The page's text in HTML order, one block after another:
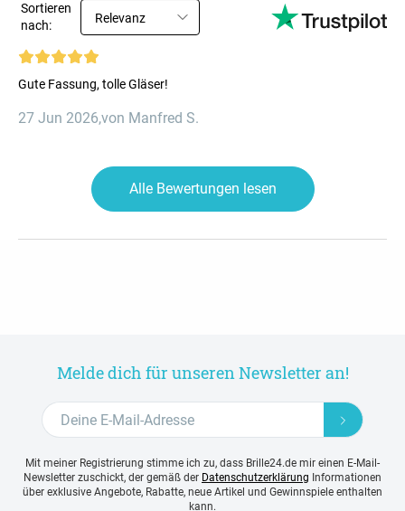
Sortieren
nach:
Relevanz
Gute Fassung, tolle Gläser!
27 Jun 2026,von Manfred S.
Alle Bewertungen lesen
Melde dich für unseren Newsletter an!
Mit meiner Registrierung stimme ich zu, dass Brille24.de mir einen E-Mail-
Newsletter zuschickt, der gemäß der Datenschutzerklärung Informationen
über exklusive Angebote, Rabatte, neue Artikel und Gewinnspiele enthalten
kann.